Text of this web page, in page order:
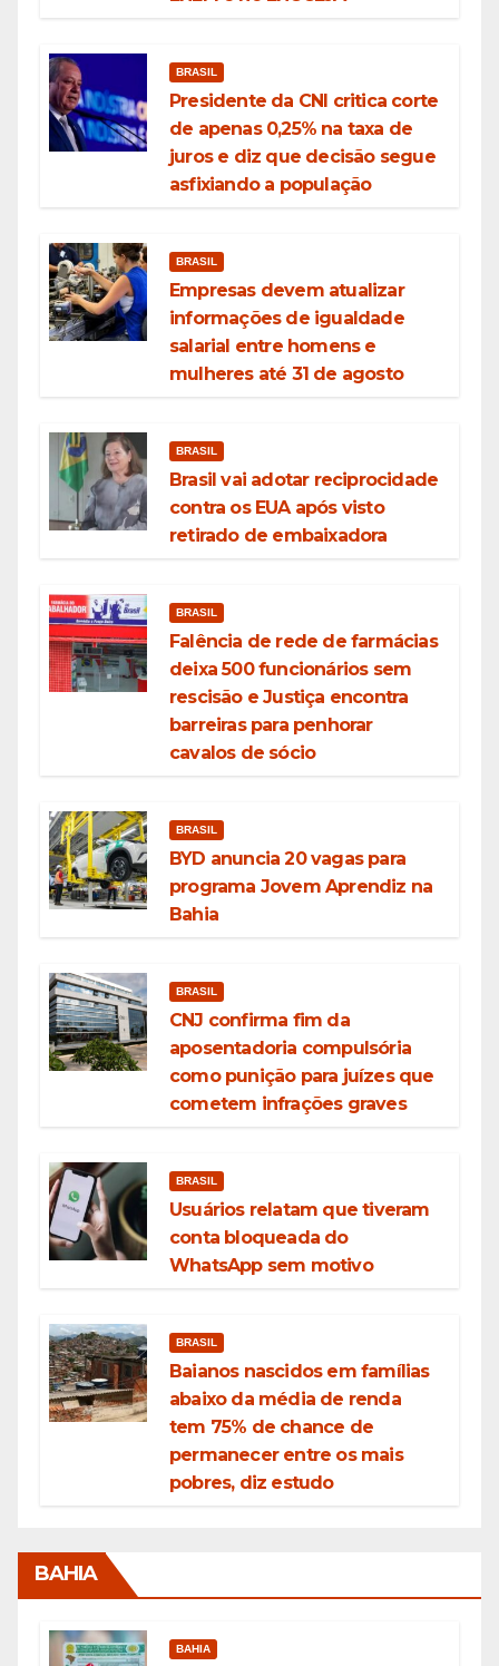
BRASIL
Presidente da CNI critica corte
de apenas 0,25% na taxa de
juros e diz que decisão segue
asfixiando a população
BRASIL
Empresas devem atualizar
informações de igualdade
salarial entre homens e
mulheres até 31 de agosto
BRASIL
Brasil vai adotar reciprocidade
contra os EUA após visto
retirado de embaixadora
BRASIL
Falência de rede de farmácias
deixa 500 funcionários sem
rescisão e Justiça encontra
barreiras para penhorar
cavalos de sócio
BRASIL
BYD anuncia 20 vagas para
programa Jovem Aprendiz na
Bahia
BRASIL
CNJ confirma fim da
aposentadoria compulsória
como punição para juízes que
cometem infrações graves
BRASIL
Usuários relatam que tiveram
conta bloqueada do
WhatsApp sem motivo
BRASIL
Baianos nascidos em famílias
abaixo da média de renda
tem 75% de chance de
permanecer entre os mais
pobres, diz estudo
BAHIA
BAHIA